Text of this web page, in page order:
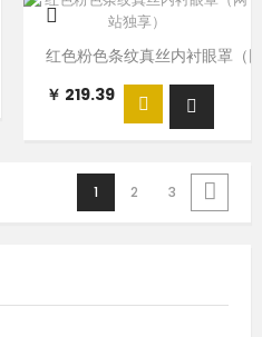
红色粉色条纹真丝内衬眼罩（
￥ 219.39
1 2 3